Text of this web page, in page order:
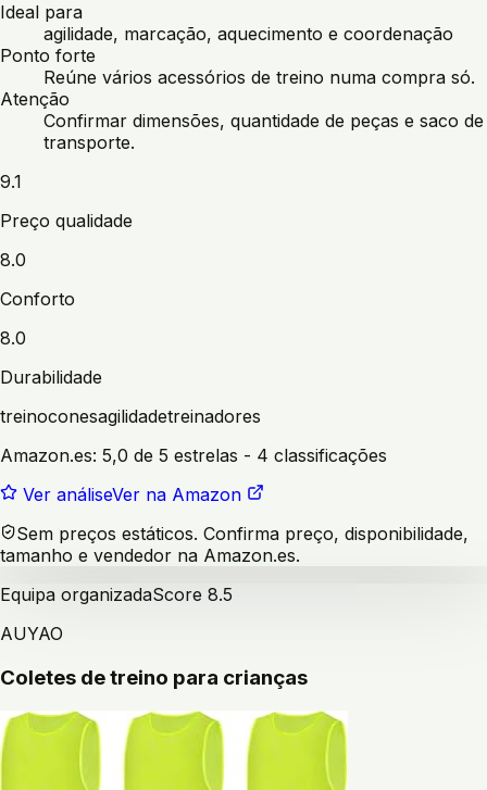
Ideal para
agilidade, marcação, aquecimento e coordenação
Ponto forte
Reúne vários acessórios de treino numa compra só.
Atenção
Confirmar dimensões, quantidade de peças e saco de
transporte.
9.1
Preço qualidade
8.0
Conforto
8.0
Durabilidade
treinoconesagilidadetreinadores
Amazon.es: 5,0 de 5 estrelas - 4 classificações
Ver análiseVer na Amazon
Sem preços estáticos. Confirma preço, disponibilidade,
tamanho e vendedor na Amazon.es.
Equipa organizadaScore 8.5
AUYAO
Coletes de treino para crianças